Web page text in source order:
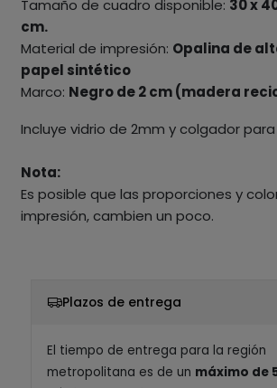
Tamaño de cuadro disponible: 30 x
cm.
Material de impresión: Opalina de
papel sintético
Marco: Negro de 2 cm (madera
Incluye vidrio de 2mm y colgador
Nota:
Es posible que las proporciones y
impresión, cambien un poco.
Plazos de entrega
El tiempo de entrega para la región
metropolitana es de un máximo de